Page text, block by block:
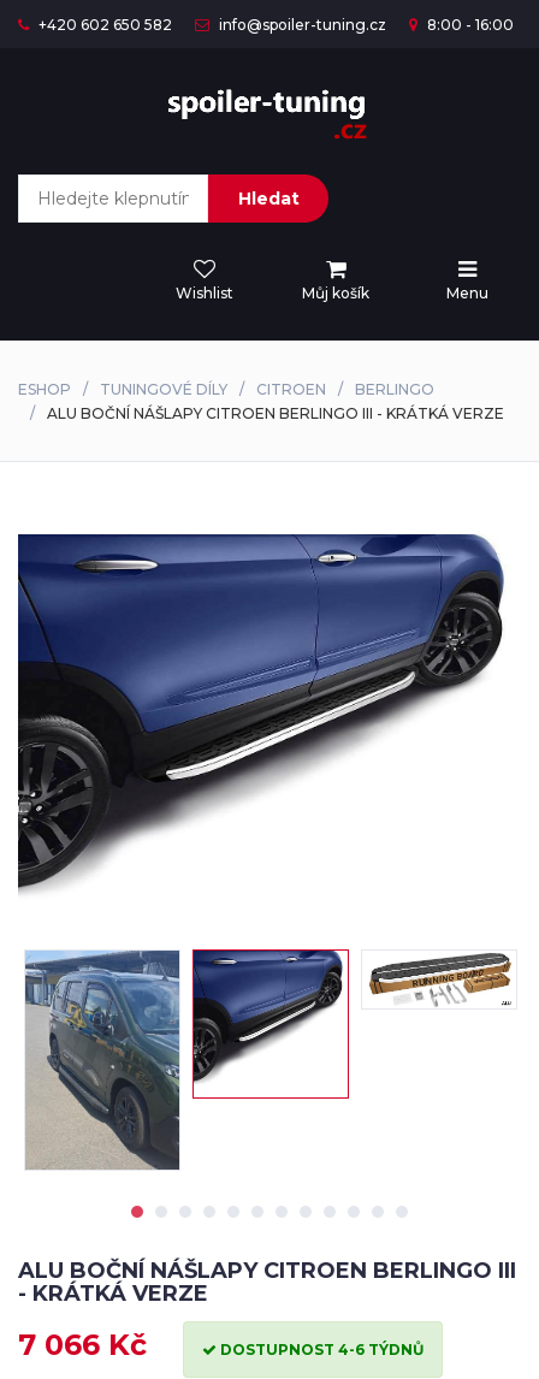
+420 602 650 582 info@spoiler-tuning.cz 8:00 - 16:00
Hledat
Wishlist Můj košík Menu
ESHOP TUNINGOVÉ DÍLY CITROEN
BERLINGO
ALU BOČNÍ NÁŠLAPY CITROEN BERLINGO III - KRÁTKÁ VERZE
ALU BOČNÍ NÁŠLAPY CITROEN BERLINGO III
- KRÁTKÁ VERZE
7 066 Kč DOSTUPNOST 4-6 TÝDNŮ